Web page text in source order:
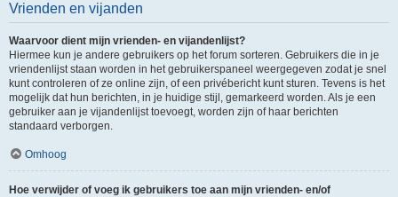
Vrienden en vijanden
Waarvoor dient mijn vrienden- en vijandenlijst?
Hiermee kun je andere gebruikers op het forum sorteren. Gebruikers die in je
vriendenlijst staan worden in het gebruikerspaneel weergegeven zodat je snel
kunt controleren of ze online zijn, of een privébericht kunt sturen. Tevens is het
mogelijk dat hun berichten, in je huidige stijl, gemarkeerd worden. Als je een
gebruiker aan je vijandenlijst toevoegt, worden zijn of haar berichten
standaard verborgen.
Omhoog
Hoe verwijder of voeg ik gebruikers toe aan mijn vrienden- en/of